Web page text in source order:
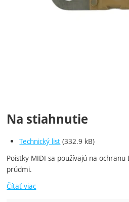
Na stiahnutie
Technický list (332.9 kB)
Poistky MIDI sa používajú na ochranu
prúdmi.
Čítať viac